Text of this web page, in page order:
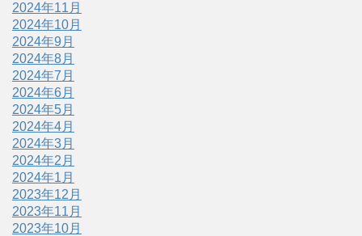
2024年11月
2024年10月
2024年9月
2024年8月
2024年7月
2024年6月
2024年5月
2024年4月
2024年3月
2024年2月
2024年1月
2023年12月
2023年11月
2023年10月